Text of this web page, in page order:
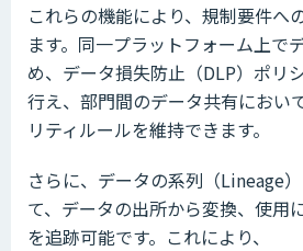
これらの機能により、規制要件へ
ます。同一プラットフォーム上で
め、データ損失防止（DLP）ポリ
行え、部門間のデータ共有におい
リティルールを維持できます。
さらに、データの系列（Lineage
て、データの出所から変換、使用
を追跡可能です。これにより、